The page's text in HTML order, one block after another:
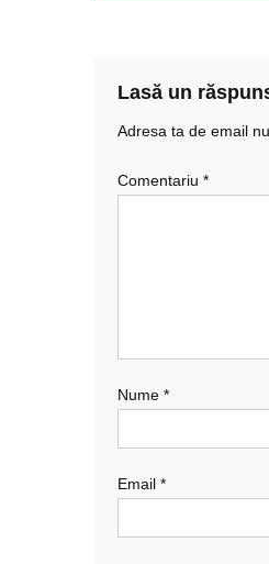
Lasă un
Adresa ta de email
Comentariu *
Nume *
Email *